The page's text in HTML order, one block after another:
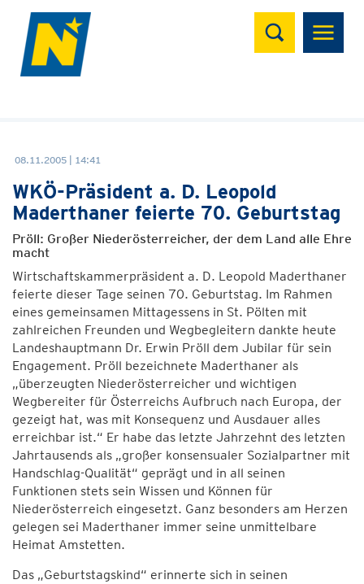
Suchen
08.11.2005 | 14:41
WKÖ-Präsident a. D. Leopold
Maderthaner feierte 70. Geburtstag
Pröll: Großer Niederösterreicher, der dem Land alle Ehre
macht
Wirtschaftskammerpräsident a. D. Leopold Maderthaner
feierte dieser Tage seinen 70. Geburtstag. Im Rahmen
eines gemeinsamen Mittagessens in St. Pölten mit
zahlreichen Freunden und Wegbegleitern dankte heute
Landeshauptmann Dr. Erwin Pröll dem Jubilar für sein
Engagement. Pröll bezeichnete Maderthaner als
„überzeugten Niederösterreicher und wichtigen
Wegbereiter für Österreichs Aufbruch nach Europa, der
gezeigt hat, was mit Konsequenz und Ausdauer alles
erreichbar ist.“ Er habe das letzte Jahrzehnt des letzten
Jahrtausends als „großer konsensualer Sozialpartner mit
Handschlag-Qualität“ geprägt und in all seinen
Funktionen stets sein Wissen und Können für
Niederösterreich eingesetzt. Ganz besonders am Herzen
gelegen sei Maderthaner immer seine unmittelbare
Heimat Amstetten.
Das „Geburtstagskind“ erinnerte sich in seinen